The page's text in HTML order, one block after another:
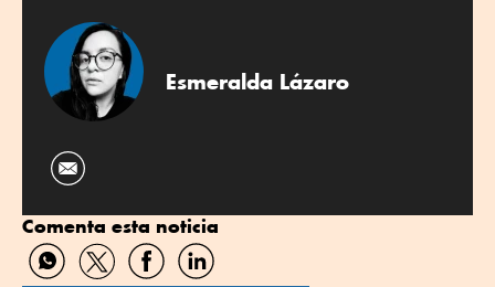
Esmeralda Lázaro
Comenta esta noticia
CompartirCompartirCompartirCompartir